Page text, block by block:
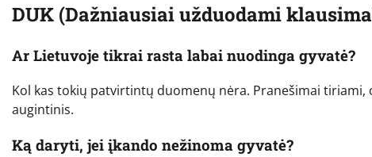
DUK (Dažniausiai užduodami
Ar Lietuvoje tikrai rasta labai nuodinga gyvatė?
Kol kas tokių patvirtintų duomenų nėra. Pranešimai
augintinis.
Ką daryti, jei įkando nežinoma gyvatė?